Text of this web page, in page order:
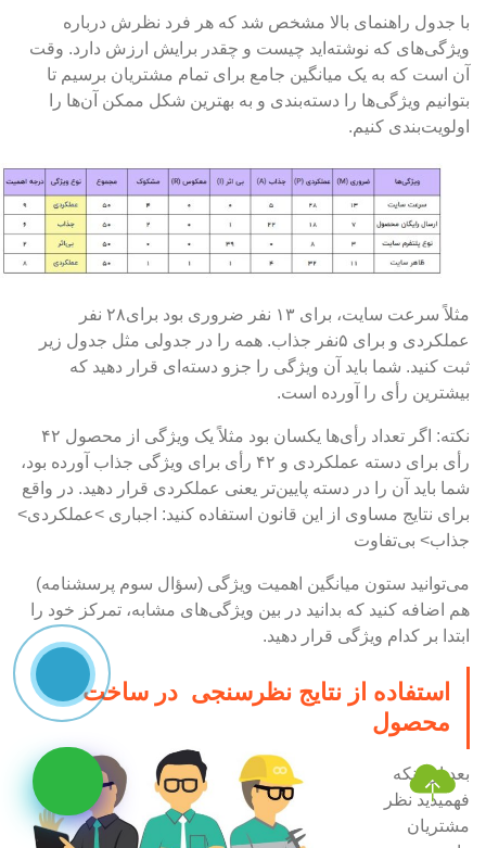
با جدول راهنمای بالا مشخص شد که هر فرد نظرش درباره
ویژگی‌های که نوشته‌اید چیست و چقدر برایش ارزش دارد. وقت
آن است که به یک میانگین جامع برای تمام مشتریان برسیم تا
بتوانیم ویژگی‌ها را دسته‌بندی و به بهترین شکل ممکن آن‌ها را
اولویت‌بندی کنیم.
مثلاً سرعت سایت، برای ۱۳ نفر ضروری بود برای۲۸ نفر
عملکردی و برای ۵نفر جذاب. همه را در جدولی مثل جدول زیر
ثبت کنید. شما باید آن ویژگی را جزو دسته‌ای قرار دهید که
بیشترین رأی را آورده است.
نکته: اگر تعداد رأی‌ها یکسان بود مثلاً یک ویژگی از محصول ۴۲
رأی برای دسته عملکردی و ۴۲ رأی برای ویژگی جذاب آورده بود،
شما باید آن را در دسته پایین‌تر یعنی عملکردی قرار دهید. در واقع
برای نتایج مساوی از این قانون استفاده کنید: اجباری >عملکردی>
جذاب> بی‌تفاوت
می‌توانید ستون میانگین اهمیت ویژگی (سؤال سوم پرسشنامه)
هم اضافه کنید که بدانید در بین ویژگی‌های مشابه، تمرکز خود را
ابتدا بر کدام ویژگی قرار دهید.
استفاده از نتایج نظرسنجی در ساخت
محصول
بعد از اینکه
فهمیدید نظر
مشتریان